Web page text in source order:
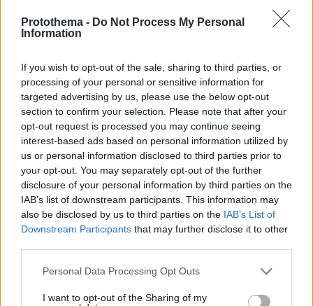
Protothema - Do Not Process My Personal
Information
If you wish to opt-out of the sale, sharing to third parties, or
processing of your personal or sensitive information for
targeted advertising by us, please use the below opt-out
section to confirm your selection. Please note that after your
opt-out request is processed you may continue seeing
interest-based ads based on personal information utilized by
us or personal information disclosed to third parties prior to
your opt-out. You may separately opt-out of the further
disclosure of your personal information by third parties on the
IAB’s list of downstream participants. This information may
also be disclosed by us to third parties on the IAB’s List of
Downstream Participants that may further disclose it to other
Please note that this website/app uses one or more Google
not limited to your visit or usage behaviour. You may click to
Personal Data Processing Opt Outs
I want to opt-out of the Sharing of my
βοηθό AI που αλλάζει τον τρόπο με τον οποίο μαθαίνουν οι
φοιτητές
30.07.2026, 09:33
Η Smart φοιτητική κατοικία στην καρδιά της Αθήνας
03.08.2026, 10:56
Διασκεδάζουμε υπεύθυνα, επιστρέφουμε με ασφάλεια
29.07.2026, 09:39
ΡΟΗ ΕΙΔΗΣΕΩΝ
Ειδήσεις Δημοφιλή Σχολιασμένα
Τουλάχιστον 11 τραυματίες σε επιθέσεις των Χούθι στη